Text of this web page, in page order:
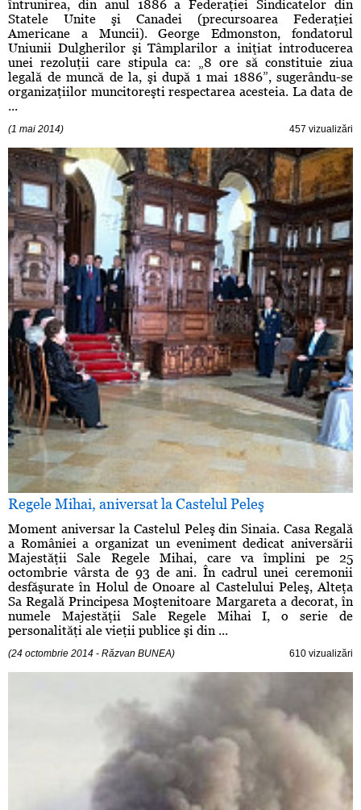
întrunirea, din anul 1886 a Federaţiei Sindicatelor din
Statele Unite şi Canadei (precursoarea Federaţiei
Americane a Muncii). George Edmonston, fondatorul
Uniunii Dulgherilor şi Tâmplarilor a iniţiat introducerea
unei rezoluţii care stipula ca: „8 ore să constituie ziua
legală de muncă de la, şi după 1 mai 1886”, sugerându-se
organizaţiilor muncitoreşti respectarea acesteia. La data de
...
(1 mai 2014) 457 vizualizări
Regele Mihai, aniversat la Castelul Peleş
Moment aniversar la Castelul Peleş din Sinaia. Casa Regală
a României a organizat un eveniment dedicat aniversării
Majestăţii Sale Regele Mihai, care va împlini pe 25
octombrie vârsta de 93 de ani. În cadrul unei ceremonii
desfăşurate în Holul de Onoare al Castelului Peleş, Alteţa
Sa Regală Principesa Moştenitoare Margareta a decorat, în
numele Majestăţii Sale Regele Mihai I, o serie de
personalităţi ale vieţii publice şi din ...
(24 octombrie 2014 - Răzvan BUNEA) 610 vizualizări